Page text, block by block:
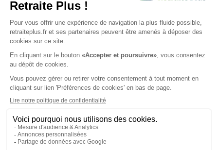
Pour découvrir plus en détail la vie à Baume-les-Dames et
notre annuaire. Vous y trouverez toutes les informations
utiles pour préparer sereinement l'installation de votre
proche dans cette belle région du Doubs (25110).
SUIVEZ-NOUS SUR :
Protection données personnelles